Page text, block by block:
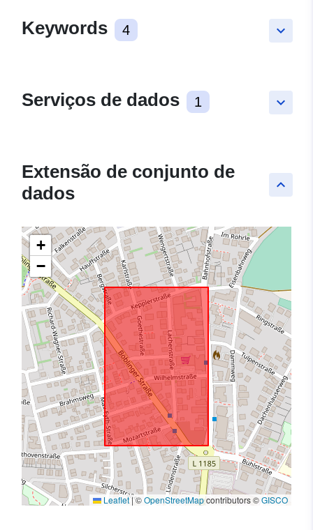
keyboard_arrow_down
Keywords 4
keyboard_arrow_down
Serviços de dados 1
keyboard_arrow_up
Extensão de conjunto de
dados
+
−
Leaflet|©OpenStreetMapcontributors ©GISCO